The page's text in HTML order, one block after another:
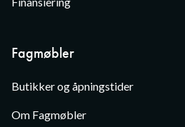
Fagmøbler
Butikker og åpningstider
Om Fagmøbler